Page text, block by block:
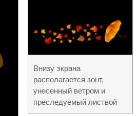
Внизу экрана
располагается зонт,
унесенный ветром и
преследуемый листвой